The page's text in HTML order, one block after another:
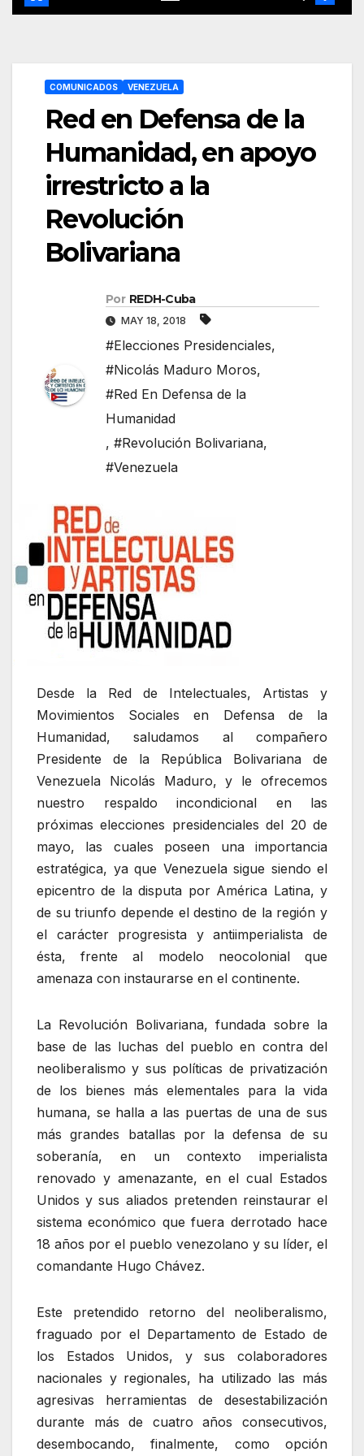
COMUNICADOS VENEZUELA
Red en Defensa de la
Humanidad, en apoyo
irrestricto a la
Revolución
Bolivariana
Por REDH-Cuba
MAY 18, 2018
#Elecciones Presidenciales,
#Nicolás Maduro Moros,
#Red En Defensa de la
Humanidad
, #Revolución Bolivariana,
#Venezuela
Desde la Red de Intelectuales, Artistas y
Movimientos Sociales en Defensa de la
Humanidad, saludamos al compañero
Presidente de la República Bolivariana de
Venezuela Nicolás Maduro, y le ofrecemos
nuestro respaldo incondicional en las
próximas elecciones presidenciales del 20 de
mayo, las cuales poseen una importancia
estratégica, ya que Venezuela sigue siendo el
epicentro de la disputa por América Latina, y
de su triunfo depende el destino de la región y
el carácter progresista y antiimperialista de
ésta, frente al modelo neocolonial que
amenaza con instaurarse en el continente.
La Revolución Bolivariana, fundada sobre la
base de las luchas del pueblo en contra del
neoliberalismo y sus políticas de privatización
de los bienes más elementales para la vida
humana, se halla a las puertas de una de sus
más grandes batallas por la defensa de su
soberanía, en un contexto imperialista
renovado y amenazante, en el cual Estados
Unidos y sus aliados pretenden reinstaurar el
sistema económico que fuera derrotado hace
18 años por el pueblo venezolano y su líder, el
comandante Hugo Chávez.
Este pretendido retorno del neoliberalismo,
fraguado por el Departamento de Estado de
los Estados Unidos, y sus colaboradores
nacionales y regionales, ha utilizado las más
agresivas herramientas de desestabilización
durante más de cuatro años consecutivos,
desembocando, finalmente, como opción